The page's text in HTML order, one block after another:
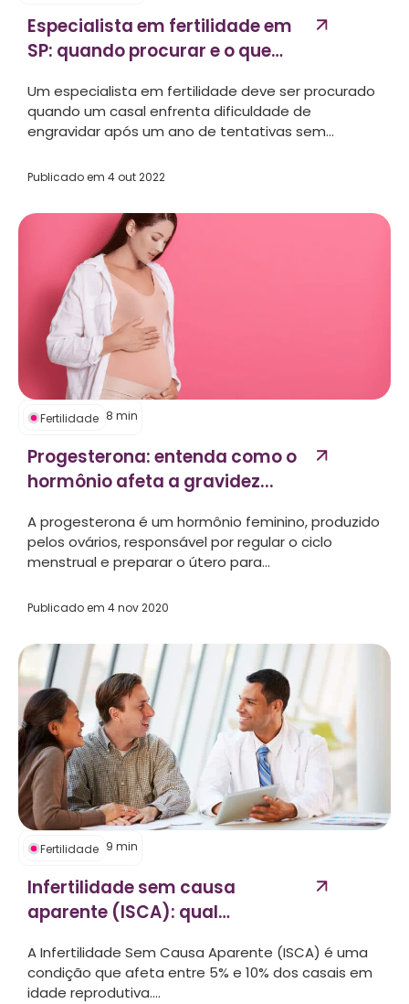
Especialista em fertilidade em
SP: quando procurar e o que
Um especialista em fertilidade deve ser procurado
quando um casal enfrenta dificuldade de
engravidar após um ano de tentativas sem...
Publicado em 4 out 2022
Fertilidade 8 min
Progesterona: entenda como o
hormônio afeta a gravidez...
A progesterona é um hormônio feminino, produzido
pelos ovários, responsável por regular o ciclo
menstrual e preparar o útero para...
Publicado em 4 nov 2020
Fertilidade 9 min
Infertilidade sem causa
aparente (ISCA): qual
A Infertilidade Sem Causa Aparente (ISCA) é uma
condição que afeta entre 5% e 10% dos casais em
idade reprodutiva....